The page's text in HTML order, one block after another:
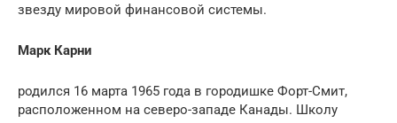
звезду мировой финансовой системы.
Марк Карни
родился 16 марта 1965 года в городишке Форт-Смит,
расположенном на северо-западе Канады. Школу